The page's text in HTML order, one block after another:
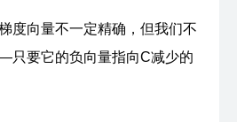
度向量不一定精确，但我们不
要它的负向量指向C减少的